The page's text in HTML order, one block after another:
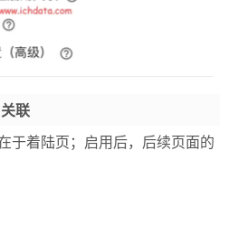
联
于着陆页；启用后，后续页面的